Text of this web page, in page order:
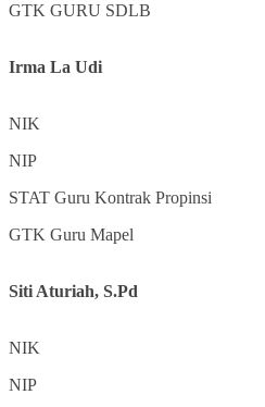
GTK GURU SDLB
Irma La Udi
NIK
NIP
STAT Guru Kontrak Propinsi
GTK Guru Mapel
Siti Aturiah, S.Pd
NIK
NIP